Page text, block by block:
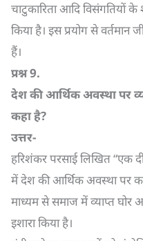
चाटुकारिता आदि विसंगतियों
किया है। इस प्रयोग से वर्तमान
हैं।
प्रश्न9.
देश की आर्थिक अवस्था पर
कहा है?
उत्तर-
हरिशंकर परसाई लिखित “एक
में देश की आर्थिक अवस्था पर
माध्यम से समाज में व्याप्त घोर
इशारा किया है।